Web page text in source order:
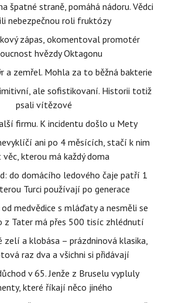
špatné straně, pomáhá nádoru. Vědci
nebezpečnou roli fruktózy
zápas, okomentoval promotér
hvězdy Oktagonu
a zemřel. Mohla za to běžná bakterie
ale sofistikovaní. Historii totiž
psali vítězové
firmu. K incidentu došlo u Mety
ani po 4 měsících, stačí k nim
věc, kterou má každý doma
do domácího ledového čaje patří 1
Turci používají po generace
medvědice s mláďaty a nesměli se
z Tater má přes 500 tisíc zhlédnutí
zelí a klobása – prázdninová klasika,
raz dva a všichni si přidávají
v 65. Jenže z Bruselu vypluly
které říkají něco jiného